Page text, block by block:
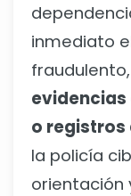
inmediato
o registros
la policía
orientación